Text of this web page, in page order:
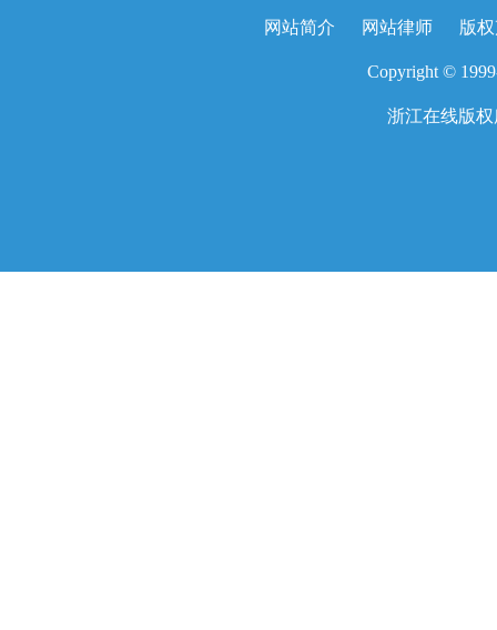
网站简介 网站律师 版
Copyright ©
浙江在线版